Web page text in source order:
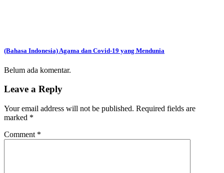
(Bahasa Indonesia) Agama dan Covid-19 yang Mendunia
Belum ada komentar.
Leave a Reply
Your email address will not be published. Required fields are
marked *
Comment *